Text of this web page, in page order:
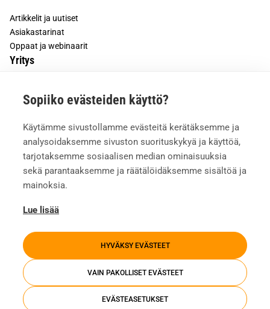
Sopiiko evästeiden käyttö?
Käytämme sivustollamme evästeitä kerätäksemme ja
analysoidaksemme sivuston suorituskykyä ja käyttöä,
tarjotaksemme sosiaalisen median ominaisuuksia
sekä parantaaksemme ja räätälöidäksemme sisältöä ja
mainoksia.
Lue lisää
HYVÄKSY EVÄSTEET
VAIN PAKOLLISET EVÄSTEET
EVÄSTEASETUKSET
Artikkelit ja uutiset
Asiakastarinat
Oppaat ja webinaarit
Yritys
Asiakkaiden kokemuksia
Yhteystiedot
Mediapankki